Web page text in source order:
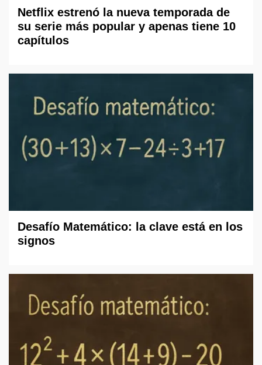
Netflix estrenó la nueva temporada de
su serie más popular y apenas tiene 10
capítulos
Desafío Matemático: la clave está en los
signos